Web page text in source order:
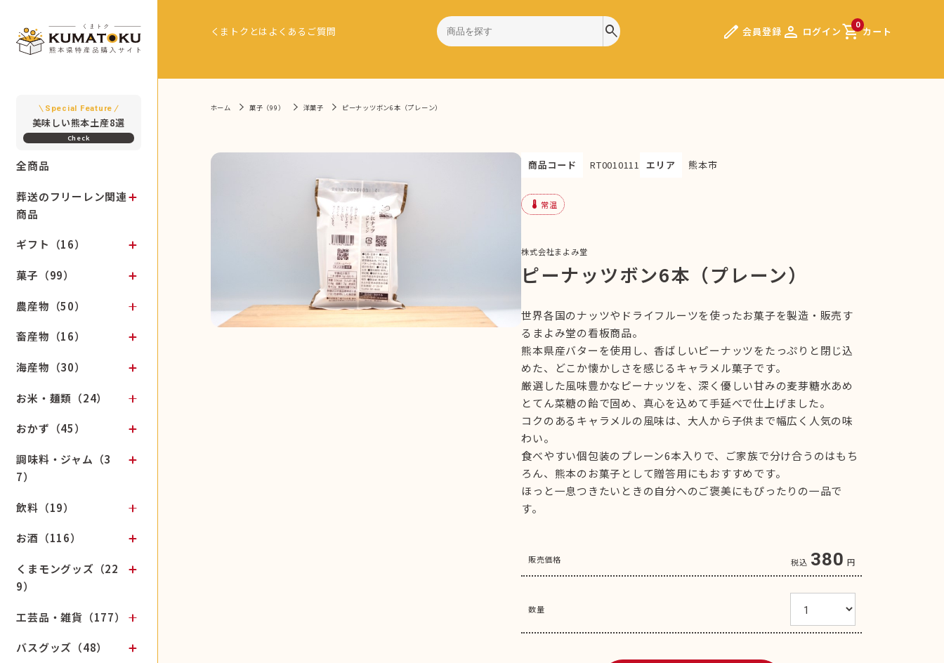
Special Feature
美味しい熊本土産8選
全商品
葬送のフリーレン関連
商品
ギフト（16）
菓子（99）
農産物（50）
畜産物（16）
海産物（30）
お米・麺類（24）
おかず（45）
調味料・ジャム（3
7）
飲料（19）
お酒（116）
くまモングッズ（22
9）
工芸品・雑貨（177）
バスグッズ（48）
くまトクとは よくあるご質問 search edit 会員登録 person ログイン 0
shopping_cartカート
ホーム 菓子（99） 洋菓子 ピーナッツボン6本（プレーン）
商品コード RT0010111 エリア 熊本市
device_thermostat 常温
株式会社まよみ堂
ピーナッツボン6本（プレーン）
世界各国のナッツやドライフルーツを使ったお菓子を製造・販売す
るまよみ堂の看板商品。
熊本県産バターを使用し、香ばしいピーナッツをたっぷりと閉じ込
めた、どこか懐かしさを感じるキャラメル菓子です。
厳選した風味豊かなピーナッツを、深く優しい甘みの麦芽糖水あめ
とてん菜糖の飴で固め、真心を込めて手延べで仕上げました。
コクのあるキャラメルの風味は、大人から子供まで幅広く人気の味
わい。
食べやすい個包装のプレーン6本入りで、ご家族で分け合うのはもち
ろん、熊本のお菓子として贈答用にもおすすめです。
ほっと一息つきたいときの自分へのご褒美にもぴったりの一品で
す。
販売価格 税込 380 円
数量